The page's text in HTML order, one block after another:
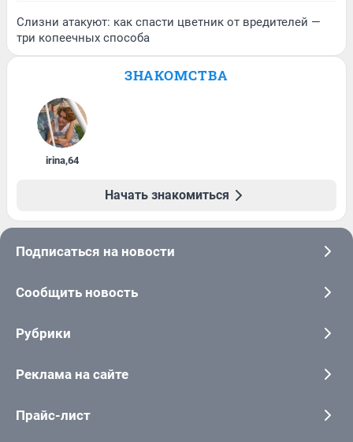
Слизни атакуют: как спасти цветник от вредителей —
три копеечных способа
ЗНАКОМСТВА
irina,64
Начать знакомиться
Подписаться на новости
Сообщить новость
Рубрики
Реклама на сайте
Прайс-лист